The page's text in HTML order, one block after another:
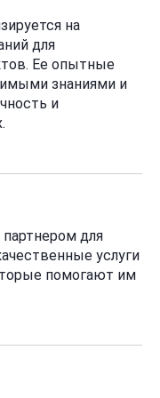
на
для
Ее опытные
знаниями и
и
для
услуги
помогают им
аудио- и
объекты
равно не
и сообщения
регистрации и
системах,
раздел Сайта, к
доступ после
на
для хранения
просмотра и